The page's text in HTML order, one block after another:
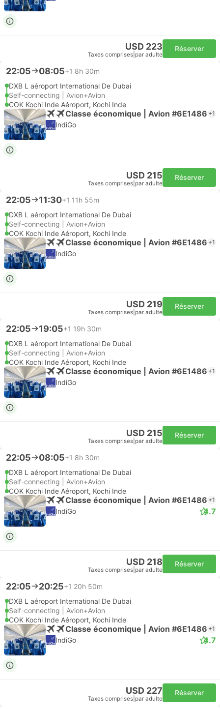
USD 223
Taxes comprises par adulte
Réserver
22:05 08:05+1 8h 30m
DXB L aéroport International De Dubai
Self-connecting | Avion+Avion
COK Kochi Inde Aéroport, Kochi Inde
Classe économique | Avion #6E1486 +1
IndiGo
USD 215
Taxes comprises par adulte
Réserver
22:05 11:30+1 11h 55m
DXB L aéroport International De Dubai
Self-connecting | Avion+Avion
COK Kochi Inde Aéroport, Kochi Inde
Classe économique | Avion #6E1486 +1
IndiGo
USD 219
Taxes comprises par adulte
Réserver
22:05 19:05+1 19h 30m
DXB L aéroport International De Dubai
Self-connecting | Avion+Avion
COK Kochi Inde Aéroport, Kochi Inde
Classe économique | Avion #6E1486 +1
IndiGo
USD 215
Taxes comprises par adulte
Réserver
22:05 08:05+1 8h 30m
DXB L aéroport International De Dubai
Self-connecting | Avion+Avion
COK Kochi Inde Aéroport, Kochi Inde
Classe économique | Avion #6E1486 +1
IndiGo 4.7
USD 218
Taxes comprises par adulte
Réserver
22:05 20:25+1 20h 50m
DXB L aéroport International De Dubai
Self-connecting | Avion+Avion
COK Kochi Inde Aéroport, Kochi Inde
Classe économique | Avion #6E1486 +1
IndiGo 4.7
USD 227
Taxes comprises par adulte
Réserver